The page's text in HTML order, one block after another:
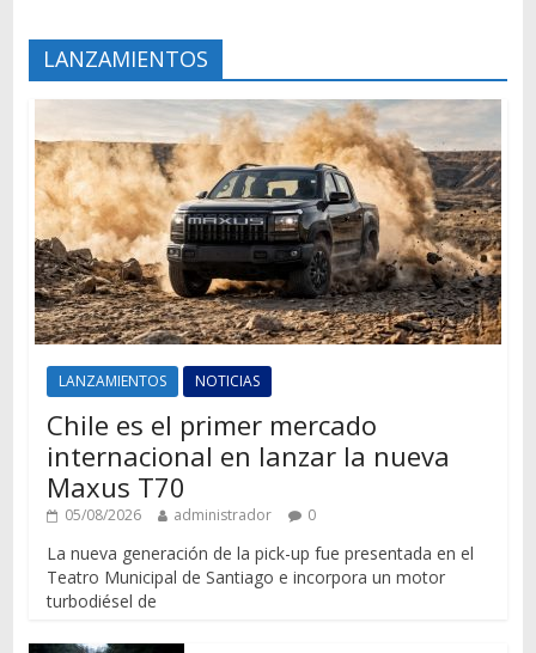
LANZAMIENTOS
LANZAMIENTOS NOTICIAS
Chile es el primer mercado
internacional en lanzar la nueva
Maxus T70
05/08/2026 administrador 0
La nueva generación de la pick-up fue presentada en el
Teatro Municipal de Santiago e incorpora un motor
turbodiésel de